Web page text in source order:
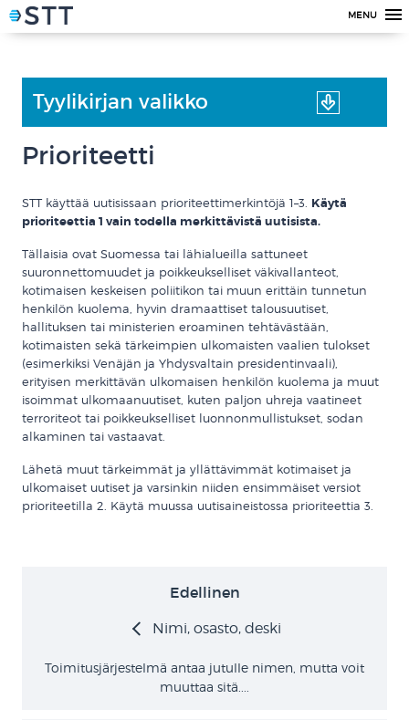
MENU
Tyylikirjan valikko
Prioriteetti
STT käyttää uutisissaan prioriteettimerkintöjä 1–3. Käytä
prioriteettia 1 vain todella merkittävistä uutisista.
Tällaisia ovat Suomessa tai lähialueilla sattuneet
suuronnettomuudet ja poikkeukselliset väkivallanteot,
kotimaisen keskeisen poliitikon tai muun erittäin tunnetun
henkilön kuolema, hyvin dramaattiset talousuutiset,
hallituksen tai ministerien eroaminen tehtävästään,
kotimaisten sekä tärkeimpien ulkomaisten vaalien tulokset
(esimerkiksi Venäjän ja Yhdysvaltain presidentinvaali),
erityisen merkittävän ulkomaisen henkilön kuolema ja muut
isoimmat ulkomaanuutiset, kuten paljon uhreja vaatineet
terroriteot tai poikkeukselliset luonnonmullistukset, sodan
alkaminen tai vastaavat.
Lähetä muut tärkeimmät ja yllättävimmät kotimaiset ja
ulkomaiset uutiset ja varsinkin niiden ensimmäiset versiot
prioriteetilla 2. Käytä muussa uutisaineistossa prioriteettia 3.
Edellinen
Nimi, osasto, deski
Toimitusjärjestelmä antaa jutulle nimen, mutta voit
muuttaa sitä....